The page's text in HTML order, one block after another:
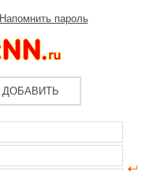
Напомнить пароль
ДОБАВИТЬ